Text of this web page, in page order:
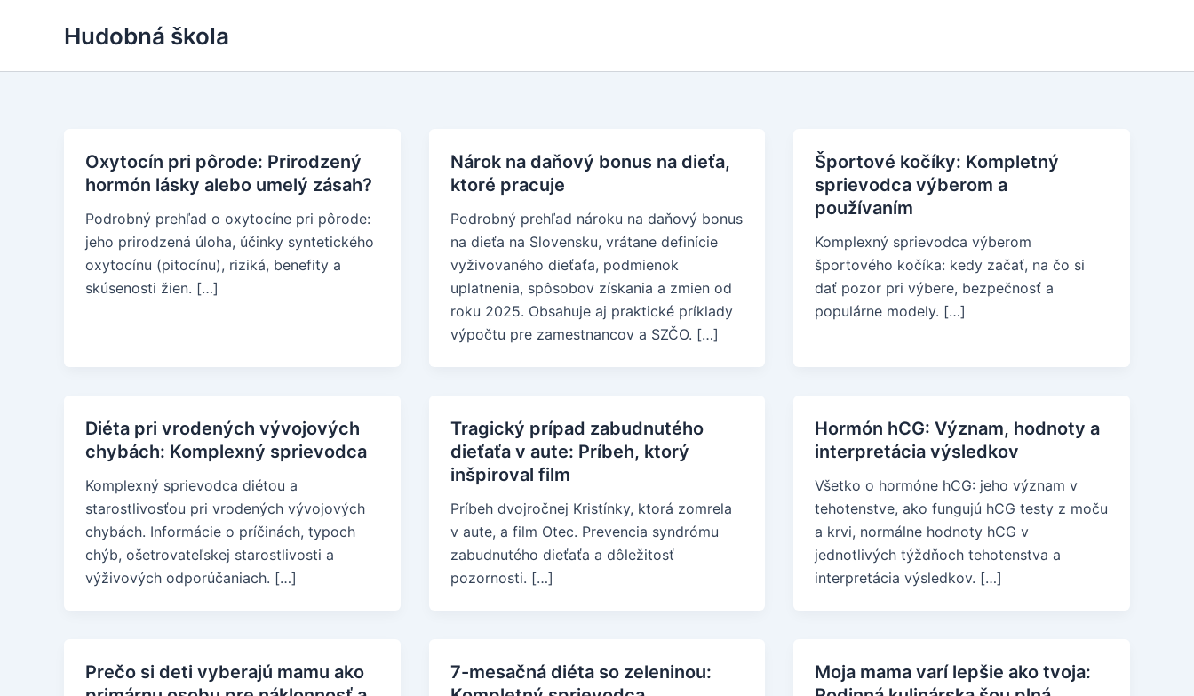
Hudobná škola
Oxytocín pri pôrode: Prirodzený
hormón lásky alebo umelý zásah?
Podrobný prehľad o oxytocíne pri pôrode:
jeho prirodzená úloha, účinky syntetického
oxytocínu (pitocínu), riziká, benefity a
skúsenosti žien. […]
Nárok na daňový bonus na dieťa,
ktoré pracuje
Podrobný prehľad nároku na daňový bonus
na dieťa na Slovensku, vrátane definície
vyživovaného dieťaťa, podmienok
uplatnenia, spôsobov získania a zmien od
roku 2025. Obsahuje aj praktické príklady
výpočtu pre zamestnancov a SZČO. […]
Športové kočíky: Kompletný
sprievodca výberom a
používaním
Komplexný sprievodca výberom
športového kočíka: kedy začať, na čo si
dať pozor pri výbere, bezpečnosť a
populárne modely. […]
Diéta pri vrodených vývojových
chybách: Komplexný sprievodca
Komplexný sprievodca diétou a
starostlivosťou pri vrodených vývojových
chybách. Informácie o príčinách, typoch
chýb, ošetrovateľskej starostlivosti a
výživových odporúčaniach. […]
Tragický prípad zabudnutého
dieťaťa v aute: Príbeh, ktorý
inšpiroval film
Príbeh dvojročnej Kristínky, ktorá zomrela
v aute, a film Otec. Prevencia syndrómu
zabudnutého dieťaťa a dôležitosť
pozornosti. […]
Hormón hCG: Význam, hodnoty a
interpretácia výsledkov
Všetko o hormóne hCG: jeho význam v
tehotenstve, ako fungujú hCG testy z moču
a krvi, normálne hodnoty hCG v
jednotlivých týždňoch tehotenstva a
interpretácia výsledkov. […]
Prečo si deti vyberajú mamu ako
7-mesačná diéta so zeleninou:
Moja mama varí lepšie ako tvoja: